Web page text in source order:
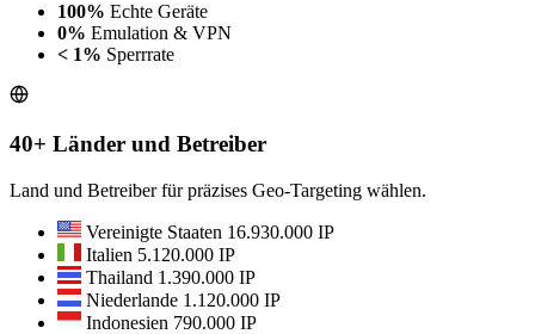
100% Echte Geräte
0% Emulation & VPN
< 1% Sperrrate
40+ Länder und Betreiber
Land und Betreiber für präzises Geo-Targeting wählen.
Vereinigte Staaten 16.930.000 IP
Italien 5.120.000 IP
Thailand 1.390.000 IP
Niederlande 1.120.000 IP
Indonesien 790.000 IP